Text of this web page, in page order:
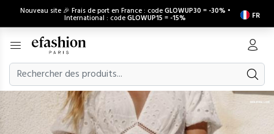
Nouveau site 🎉 Frais de port en France : codeGLOWUP30 = -30% •
International : codeGLOWUP15 = -15% FR